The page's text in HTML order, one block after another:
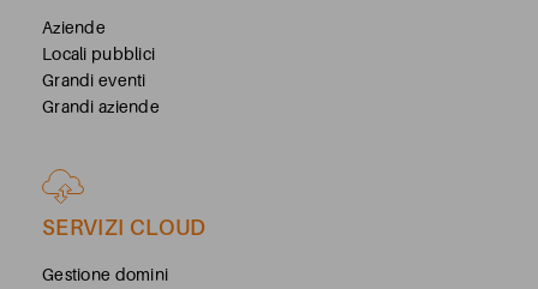
Aziende
Locali pubblici
Grandi eventi
Grandi aziende
SERVIZI CLOUD
Gestione domini